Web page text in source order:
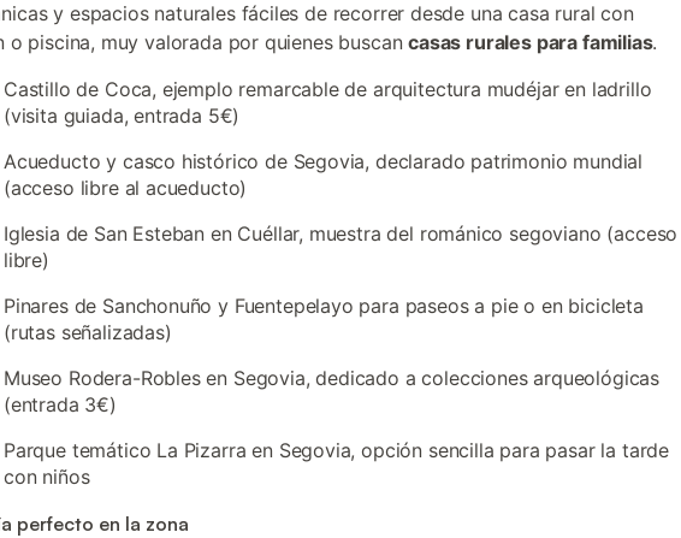
y espacios naturales fáciles de recorrer desde una casa rural con
o piscina, muy valorada por quienes buscancasas rurales para familias.
Castillo de Coca, ejemplo remarcable de arquitectura mudéjar en ladrillo
(visita guiada, entrada 5€)
Acueducto y casco histórico de Segovia, declarado patrimonio mundial
(acceso libre al acueducto)
Iglesia de San Esteban en Cuéllar, muestra del románico segoviano (acceso
libre)
Pinares de Sanchonuño y Fuentepelayo para paseos a pie o en bicicleta
(rutas señalizadas)
Museo Rodera-Robles en Segovia, dedicado a colecciones arqueológicas
(entrada 3€)
Parque temático La Pizarra en Segovia, opción sencilla para pasar la tarde
con niños
perfecto en la zona